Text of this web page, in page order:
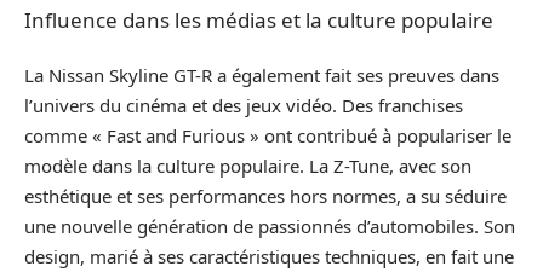
Influence dans les médias et la culture populaire
La Nissan Skyline GT-R a également fait ses preuves dans
l’univers du cinéma et des jeux vidéo. Des franchises
comme « Fast and Furious » ont contribué à populariser le
modèle dans la culture populaire. La Z-Tune, avec son
esthétique et ses performances hors normes, a su séduire
une nouvelle génération de passionnés d’automobiles. Son
design, marié à ses caractéristiques techniques, en fait une